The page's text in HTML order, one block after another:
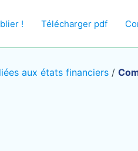
! Télécharger pdf
aux états financiers /